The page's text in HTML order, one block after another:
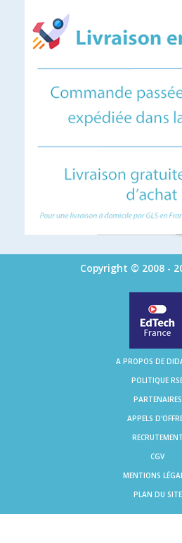
Copyright © 2008 -
A PROPOS DE
POLITIQUE
PARTENAIRES
APPELS
RECRUTEMENT
CGV
MENTIONS
PLAN DU SITE